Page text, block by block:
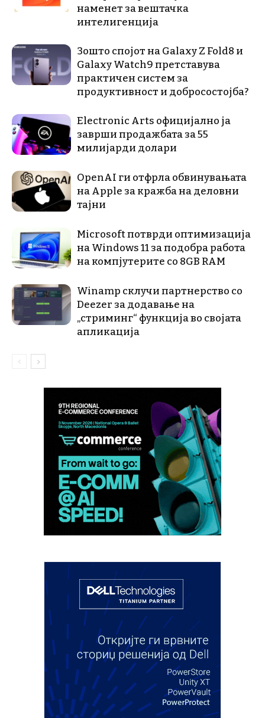
наменет за вештачка
интелигенција
Зошто спојот на Galaxy Z Fold8 и
Galaxy Watch9 претставува
практичен систем за
продуктивност и добросостојба?
Electronic Arts официјално ја
заврши продажбата за 55
милијарди долари
OpenAI ги отфрла обвинувањата
на Apple за кражба на деловни
тајни
Microsoft потврди оптимизација
на Windows 11 за подобра работа
на компјутерите со 8GB RAM
Winamp склучи партнерство со
Deezer за додавање на
„стриминг“ функција во својата
апликација